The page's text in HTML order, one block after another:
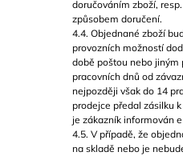
doručováním zboží,
způsobem doručení.
4.4. Objednané zboží
provozních možností
době poštou nebo jiným
pracovních dnů od
nejpozději však do 14
prodejce předal zásilku
je zákazník informován
4.5. V případě, že
na skladě nebo je